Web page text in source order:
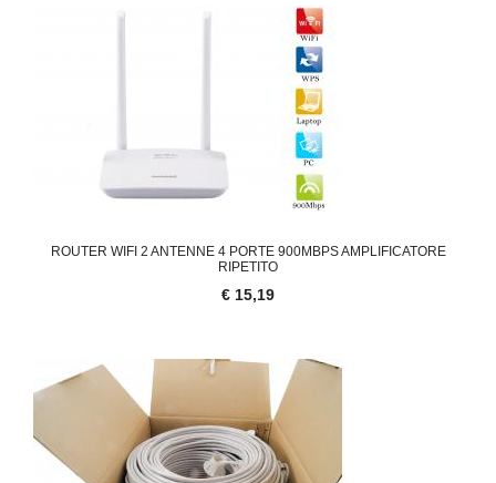
ROUTER WIFI 2 ANTENNE 4 PORTE 900MBPS AMPLIFICATORE
RIPETITO
€ 15,19